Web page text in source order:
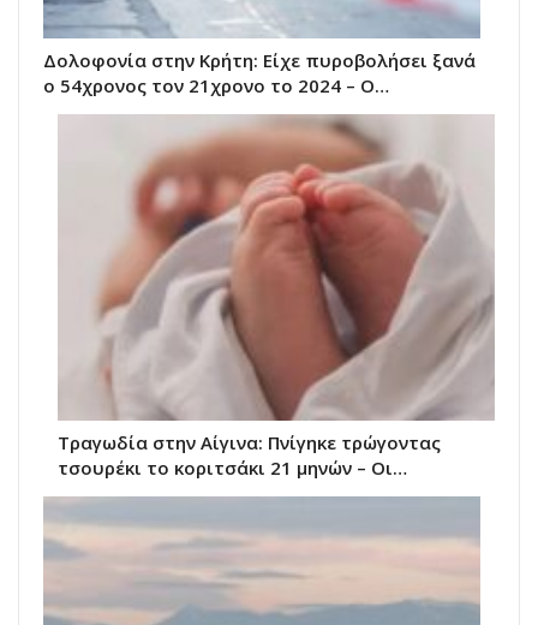
Δολοφονία στην Κρήτη: Είχε πυροβολήσει ξανά
ο 54χρονος τον 21χρονο το 2024 – Ο…
Τραγωδία στην Αίγινα: Πνίγηκε τρώγοντας
τσουρέκι το κοριτσάκι 21 μηνών – Οι…